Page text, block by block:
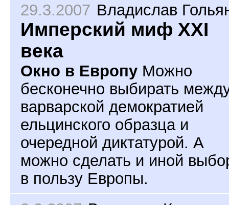
29.3.2007 Владислав
Имперский миф XXI
века
Окно в Европу Можно
бесконечно выбирать
варварской демократией
ельцинского образца и
очередной диктатурой. А
можно сделать и иной
в пользу Европы.